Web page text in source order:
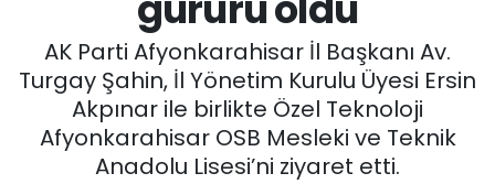
AK Parti Afyonkarahisar İl Başkanı Av.
Turgay Şahin, İl Yönetim Kurulu Üyesi Ersin
Akpınar ile birlikte Özel Teknoloji
Afyonkarahisar OSB Mesleki ve Teknik
Anadolu Lisesi’ni ziyaret etti.
SİYASET
EĞİTİM
MAGAZİN
Tüm Manşetler
Son Dakika Haberleri
Haber Arşivi